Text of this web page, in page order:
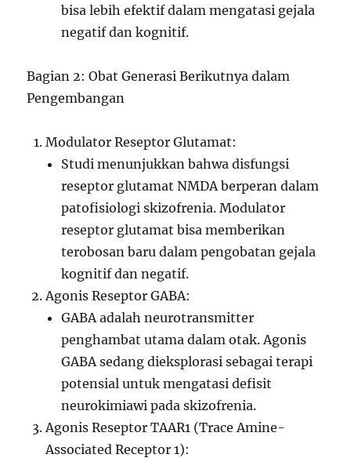
bisa lebih efektif dalam mengatasi gejala
negatif dan kognitif.
Bagian 2: Obat Generasi Berikutnya dalam
Pengembangan
Modulator Reseptor Glutamat:
Studi menunjukkan bahwa disfungsi
reseptor glutamat NMDA berperan dalam
patofisiologi skizofrenia. Modulator
reseptor glutamat bisa memberikan
terobosan baru dalam pengobatan gejala
kognitif dan negatif.
Agonis Reseptor GABA:
GABA adalah neurotransmitter
penghambat utama dalam otak. Agonis
GABA sedang dieksplorasi sebagai terapi
potensial untuk mengatasi defisit
neurokimiawi pada skizofrenia.
Agonis Reseptor TAAR1 (Trace Amine-
Associated Receptor 1):